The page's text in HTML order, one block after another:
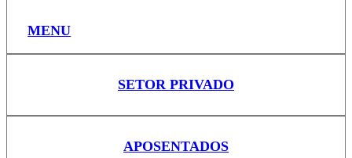
MENU
SETOR PRIVADO
APOSENTADOS